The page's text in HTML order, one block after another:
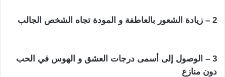
2 – زيادة الشعور بالعاطفة و المودة تجاه الشخص الجالب
3 – الوصول إلى أسمى درجات العشق و الهوس في الحب
دون منازع